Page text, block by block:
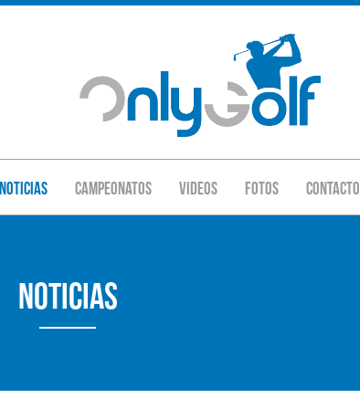
Noticias Campeonatos Videos Fotos Contacto
Noticias